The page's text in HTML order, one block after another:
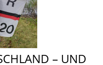
– UND